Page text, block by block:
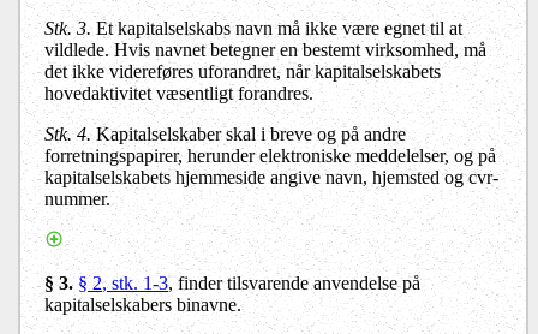
Stk. 3.Et kapitalselskabs navn må ikke være egnet til at
vildlede. Hvis navnet betegner en bestemt virksomhed, må
det ikke videreføres uforandret, når kapitalselskabets
hovedaktivitet væsentligt forandres.
Stk. 4.Kapitalselskaber skal i breve og på andre
forretningspapirer, herunder elektroniske meddelelser, og på
kapitalselskabets hjemmeside angive navn, hjemsted og cvr-
nummer.
§ 3. § 2, stk. 1-3, finder tilsvarende anvendelse på
kapitalselskabers binavne.